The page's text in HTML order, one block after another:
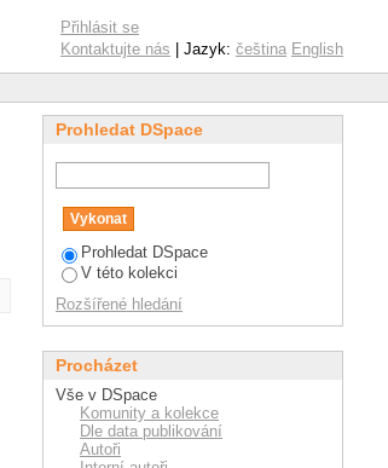
Přihlásit se
Kontaktujte nás | Jazyk: čeština English
Prohledat DSpace
Prohledat DSpace
V této kolekci
Rozšířené hledání
Procházet
Vše v DSpace
Komunity a kolekce
Dle data publikování
Autoři